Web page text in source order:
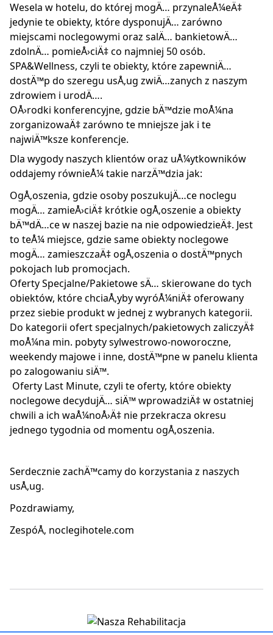
Wesela w hotelu, do której mogÄ… przynaleÅ¼eÄ‡
jedynie te obiekty, które dysponujÄ… zarówno
miejscami noclegowymi oraz salÄ… bankietowÄ…
zdolnÄ… pomieÅ›ciÄ‡ co najmniej 50 osób.
SPA&Wellness, czyli te obiekty, które zapewniÄ…
dostÄ™p do szeregu usÅ‚ug zwiÄ…zanych z naszym
zdrowiem i urodÄ….
OÅ›rodki konferencyjne, gdzie bÄ™dzie moÅ¼na
zorganizowaÄ‡ zarówno te mniejsze jak i te
najwiÄ™ksze konferencje.
Dla wygody naszych klientów oraz uÅ¼ytkowników
oddajemy równieÅ¼ takie narzÄ™dzia jak:
OgÅ‚oszenia, gdzie osoby poszukujÄ…ce noclegu
mogÄ… zamieÅ›ciÄ‡ krótkie ogÅ‚oszenie a obiekty
bÄ™dÄ…ce w naszej bazie na nie odpowiedzieÄ‡. Jest
to teÅ¼ miejsce, gdzie same obiekty noclegowe
mogÄ… zamieszczaÄ‡ ogÅ‚oszenia o dostÄ™pnych
pokojach lub promocjach.
Oferty Specjalne/Pakietowe sÄ… skierowane do tych
obiektów, które chciaÅ‚yby wyróÅ¼niÄ‡ oferowany
przez siebie produkt w jednej z wybranych kategorii.
Do kategorii ofert specjalnych/pakietowych zaliczyÄ‡
moÅ¼na min. pobyty sylwestrowo-noworoczne,
weekendy majowe i inne, dostÄ™pne w panelu klienta
po zalogowaniu siÄ™.
Oferty Last Minute, czyli te oferty, które obiekty
noclegowe decydujÄ… siÄ™ wprowadziÄ‡ w ostatniej
chwili a ich waÅ¼noÅ›Ä‡ nie przekracza okresu
jednego tygodnia od momentu ogÅ‚oszenia.
Serdecznie zachÄ™camy do korzystania z naszych
usÅ‚ug.
Pozdrawiamy,
ZespóÅ‚ noclegihotele.com